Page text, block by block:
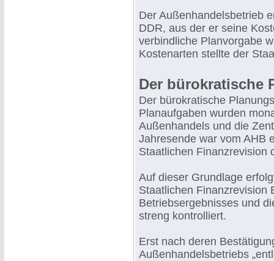
Der Außenhandelsbetrieb
DDR, aus der er seine
verbindliche Planvorgabe
Kostenarten stellte der
Der bürokratische
Der bürokratische
Planaufgaben wurden
Außenhandels und die
Jahresende war vom AHB
Staatlichen Finanzrevision
Auf dieser Grundlage
Staatlichen Finanzrevision
Betriebsergebnisses und
streng kontrolliert.
Erst nach deren
Außenhandelsbetriebs